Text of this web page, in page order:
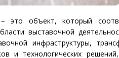
это объект, который
выставочной
инфраструктуры,
и технологических